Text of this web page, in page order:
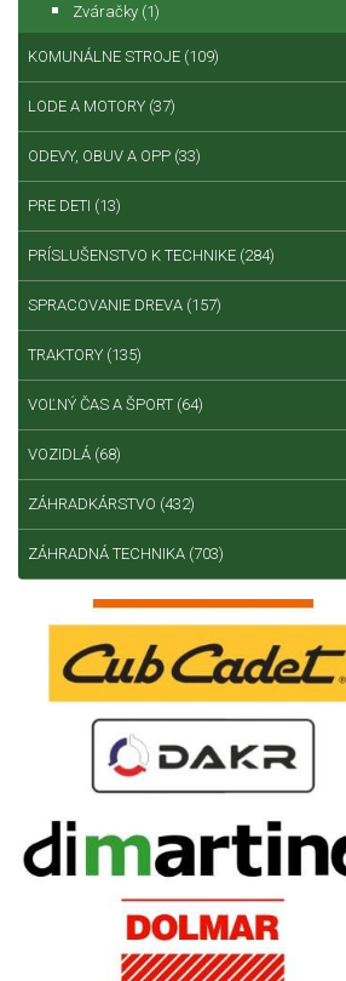
Zváračky (1)
KOMUNÁLNE STROJE (109)
LODE A MOTORY (37)
ODEVY, OBUV A OPP (33)
PRE DETI (13)
PRÍSLUŠENSTVO K TECHNIKE (284)
SPRACOVANIE DREVA (157)
TRAKTORY (135)
VOĽNÝ ČAS A ŠPORT (64)
VOZIDLÁ (68)
ZÁHRADKÁRSTVO (432)
ZÁHRADNÁ TECHNIKA (703)